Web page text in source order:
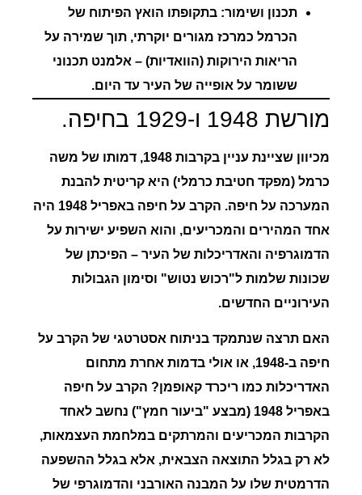
תכנון ושימור: בתקופתו הואץ הפיתוח של
הכרמל כמרכז מגורים יוקרתי, תוך שמירה על
הריאות הירוקות (הוואדיות) – אלמנט תכנוני
ששומר על אופייה של העיר עד היום.
מורשת 1948 ו-1929 בחיפה.
מכיוון שציינת עניין בקרבות 1948, דמותו של
משה
כרמל (מפקד חטיבת כרמלי) היא קריטית להבנת
המערכה על חיפה. הקרב על חיפה באפריל 1948 היה
אחד המהירים והמכריעים, והוא השפיע ישירות על
הדמוגרפיה והאדריכלות של העיר – הפיכתן של
שכונות שלמות ל"רכוש נטוש" וסימון הגבולות
העירוניים החדשים.
האם תרצה שנתמקד בניתוח אסטרטגי של הקרב על
חיפה ב-1948, או אולי בדמות אחרת מתחום
האדריכלות כמו ריכרד קאופמן? הקרב על חיפה
באפריל 1948 (מבצע "ביעור חמץ") נחשב לאחד
הקרבות המכריעים והמרתקים במלחמת העצמאות,
לא רק בגלל התוצאה הצבאית, אלא בגלל ההשפעה
הדרמטית שלו על המבנה האורבני והדמוגרפי של